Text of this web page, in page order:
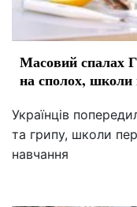
Масовий спалах
на сполох, школи
Українців
та грипу, школи
навчання